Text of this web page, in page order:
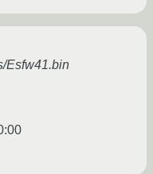
Esfw41.bin